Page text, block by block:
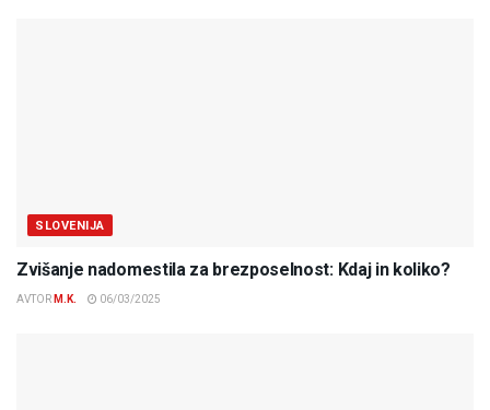
SLOVENIJA
Zvišanje nadomestila za brezposelnost: Kdaj in koliko?
AVTOR M.K. 06/03/2025